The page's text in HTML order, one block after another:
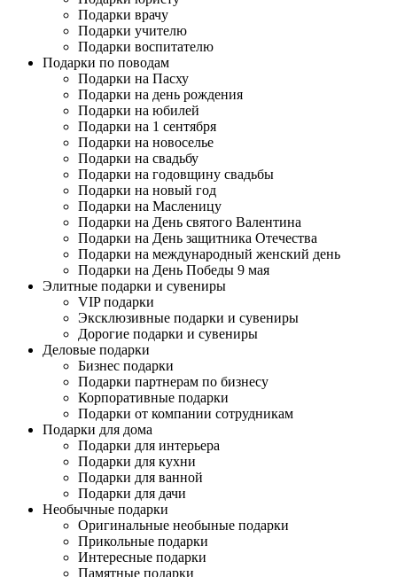
Подарки врачу
Подарки учителю
Подарки воспитателю
Подарки по поводам
Подарки на Пасху
Подарки на день рождения
Подарки на юбилей
Подарки на 1 сентября
Подарки на новоселье
Подарки на свадьбу
Подарки на годовщину свадьбы
Подарки на новый год
Подарки на Масленицу
Подарки на День святого Валентина
Подарки на День защитника Отечества
Подарки на международный женский день
Подарки на День Победы 9 мая
Элитные подарки и сувениры
VIP подарки
Эксклюзивные подарки и сувениры
Дорогие подарки и сувениры
Деловые подарки
Бизнес подарки
Подарки партнерам по бизнесу
Корпоративные подарки
Подарки от компании сотрудникам
Подарки для дома
Подарки для интерьера
Подарки для кухни
Подарки для ванной
Подарки для дачи
Необычные подарки
Оригинальные необыные подарки
Прикольные подарки
Интересные подарки
Памятные подарки